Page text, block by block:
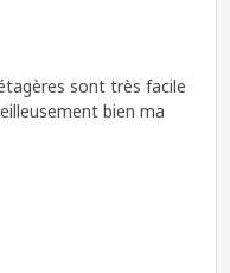
sont très facile
bien ma